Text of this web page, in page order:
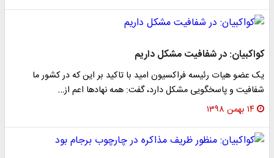
کواکبیان: در شفافیت مشکل داریم
یک عضو هیات رئیسه فراکسیون امید با تاکید بر این که در کشور ما
شفافیت و پاسخگویی مشکل دارد، گفت: همه نهاد‌ها اعم از…
۱۴ بهمن ۱۳۹۸